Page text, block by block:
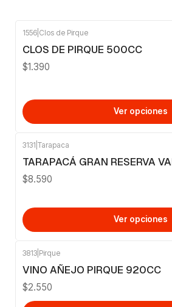
1556 Clos de Pirque
CLOS DE PIRQUE 500CC
$1.390
Ver opciones
3131 Tarapaca
TARAPACÁ GRAN RESERVA
$8.590
Ver opciones
3813 Pirque
VINO AÑEJO PIRQUE 920CC
$2.550